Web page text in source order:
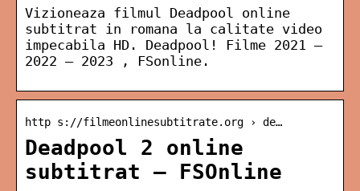
Vizioneaza filmul Deadpool online
subtitrat in romana la calitate video
impecabila HD. Deadpool! Filme 2021 –
2022 – 2023 , FSonline.
http s://filmeonlinesubtitrate.org › de…
Deadpool 2 online
subtitrat – FSOnline